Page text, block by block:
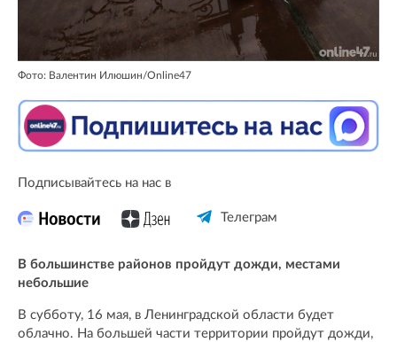
Фото: Валентин Илюшин/Online47
Подписывайтесь на нас в
Телеграм
В большинстве районов пройдут дожди, местами
небольшие
В субботу, 16 мая, в Ленинградской области будет
облачно. На большей части территории пройдут дожди,